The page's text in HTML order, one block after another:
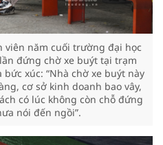
viên năm cuối trường đại học
đứng chờ xe buýt tại trạm
xúc: “Nhà chờ xe buýt này
cơ sở kinh doanh bao vây,
có lúc không còn chỗ đứng
nói đến ngồi”.